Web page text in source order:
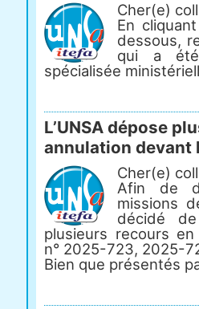
Cher(e)
En
dessous,
qui a
spécialisée
L’UNSA dépose
annulation devant
Cher(e)
Afin de
missions
décidé
plusieurs recours
n° 2025-723, 2025-
Bien que présentés